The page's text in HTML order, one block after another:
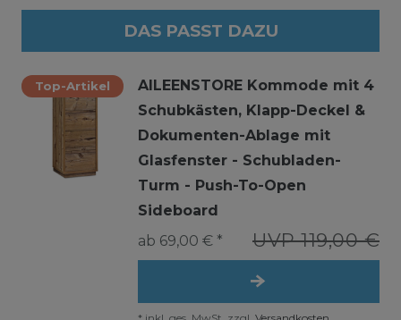
DAS PASST DAZU
Top-Artikel
AILEENSTORE Kommode mit 4
Schubkästen, Klapp-Deckel &
Dokumenten-Ablage mit
Glasfenster - Schubladen-
Turm - Push-To-Open
Sideboard
UVP 119,00 €
ab 69,00 € *